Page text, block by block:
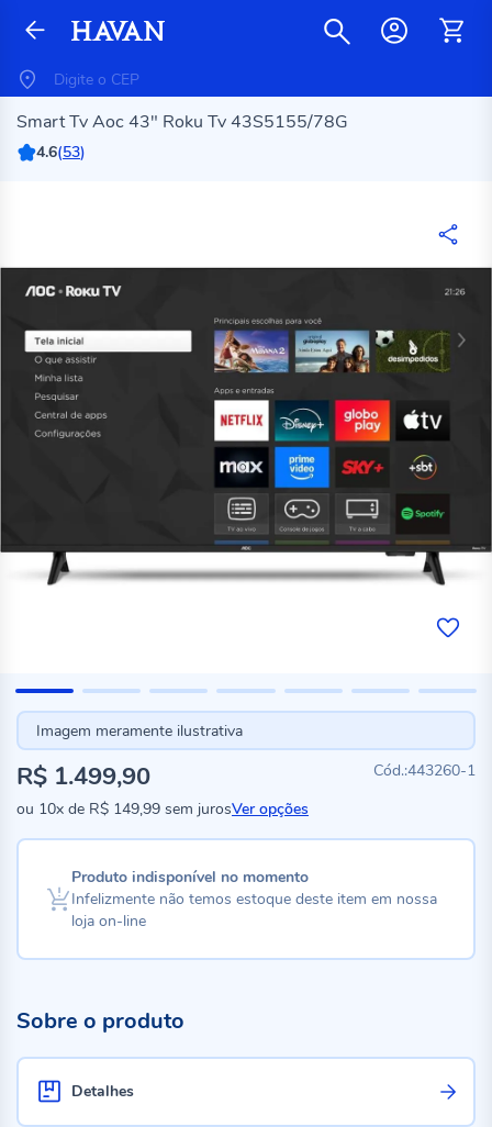
Smart Tv Aoc 43" Roku Tv 43S5155/78G
4.6(53)
Imagem meramente ilustrativa
443260-1
R$ 1.499,90
ou 10x de R$ 149,99 sem jurosVer opções
Produto indisponível no momento
Infelizmente não temos estoque deste item em nossa
loja on-line
Sobre o produto
Detalhes